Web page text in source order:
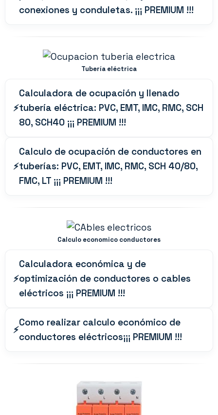
conexiones y conduletas. ¡¡¡ PREMIUM !!!
Tubería eléctrica
Calculadora de ocupación y llenado
tubería eléctrica: PVC, EMT, IMC, RMC, SCH
80, SCH40 ¡¡¡ PREMIUM !!!
Calculo de ocupación de conductores en
tuberías: PVC, EMT, IMC, RMC, SCH 40/80,
FMC, LT ¡¡¡ PREMIUM !!!
Calculo economico conductores
Calculadora económica y de
optimización de conductores o cables
eléctricos ¡¡¡ PREMIUM !!!
Como realizar calculo económico de
conductores eléctricos¡¡¡ PREMIUM !!!